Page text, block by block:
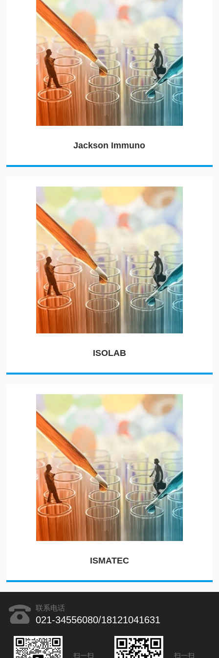
Jackson Immuno
ISOLAB
ISMATEC
联系电话
021-34556080/18121041631
扫一扫 扫一扫